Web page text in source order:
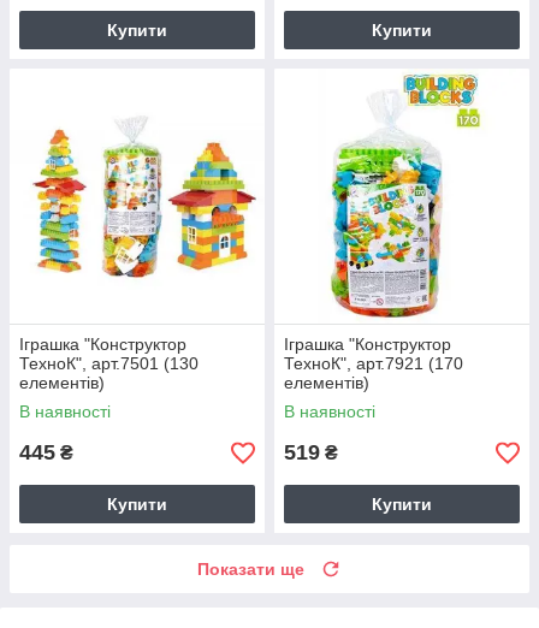
Купити Купити
Іграшка "Конструктор
ТехноК", арт.7501 (130
елементів)
В наявності
445 ₴
Купити
Іграшка "Конструктор
ТехноК", арт.7921 (170
елементів)
В наявності
519 ₴
Купити
Показати ще